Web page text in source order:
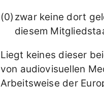
zwar keine dort
diesem
Liegt keines dieser
von audiovisuellen
Arbeitsweise der